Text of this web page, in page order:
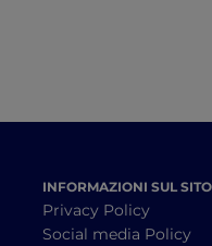
INFORMAZIONI SUL SITO
Privacy Policy
Social media Policy